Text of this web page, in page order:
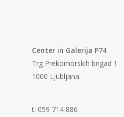
Center in Galerija P74
Trg Prekomorskih brigad 1
1000 Ljubljana
t. 059 714 886